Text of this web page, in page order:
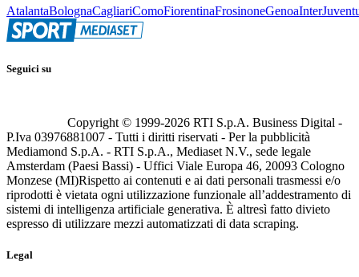
AtalantaBolognaCagliariComoFiorentinaFrosinoneGenoaInter
Seguici su
Copyright © 1999-2026 RTI S.p.A. Business Digital -
P.Iva 03976881007 - Tutti i diritti riservati - Per la pubblicità
Mediamond S.p.A. - RTI S.p.A., Mediaset N.V., sede legale
Amsterdam (Paesi Bassi) - Uffici Viale Europa 46, 20093 Cologno
Monzese (MI)Rispetto ai contenuti e ai dati personali trasmessi e/o
riprodotti è vietata ogni utilizzazione funzionale all’addestramento di
sistemi di intelligenza artificiale generativa. È altresì fatto divieto
espresso di utilizzare mezzi automatizzati di data scraping.
Legal